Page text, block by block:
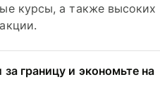
курсы, а также высоких
границу и экономьте на